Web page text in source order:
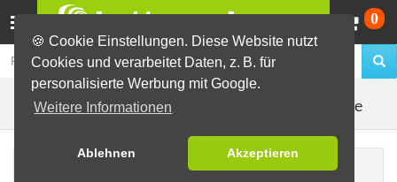
🍪 Cookie Einstellungen. Diese Website nutzt
Cookies und verarbeitet Daten, z. B. für
personalisierte Werbung mit Google.
Weitere Informationen
Ablehnen Akzeptieren
0
Buttons erstellen Magnetbuttons Kleidungsmagnete